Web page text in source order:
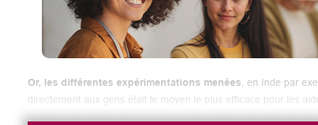
Or, les différentes expérimentations menées , en Inde par
directement aux gens était le moyen le plus efficace pour les
parfaitement rationnelle, pour payer leurs dettes, investir,